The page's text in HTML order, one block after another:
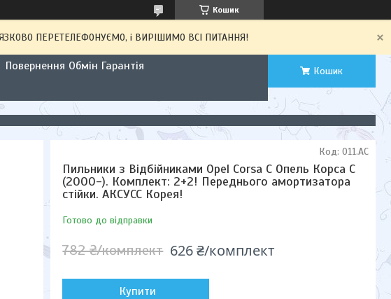
Кошик
ПЕРЕТЕЛЕФОНУЄМО, і ВИРІШИМО ВСІ ПИТАННЯ!
Повернення Обмін Гарантія
Кошик
Пильники з Відбійниками Opel Corsa C Опель Корса С
(2000-). Комплект: 2+2! Переднього амортизатора
стійки. АКСУСС Корея!
Готово до відправки
Код: 011.AC
782 ₴/комплект 626 ₴/комплект
Купити